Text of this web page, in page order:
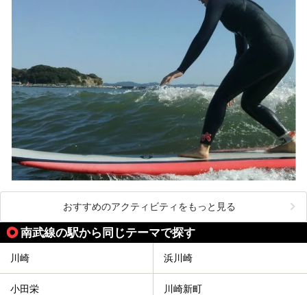
提供元：株式会社西武・プリンスホテルズワールドワイド
この記事は箱根 芦ノ湖畔蛸川温泉 龍宮殿のPR記事です。
おすすめのアクティビティをもっと見る
南武線の駅から同じテーマで探す
川崎 浜川崎
小田栄 川崎新町